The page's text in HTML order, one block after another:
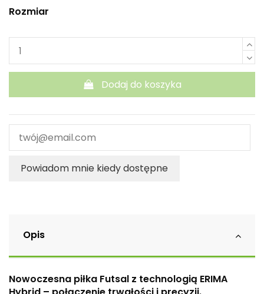
Rozmiar
Dodaj do koszyka
Powiadom mnie kiedy dostępne
Opis
Nowoczesna piłka Futsal z technologią ERIMA